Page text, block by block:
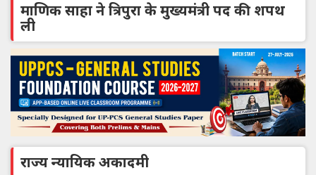
माणिक साहा ने त्रिपुरा के मुख्यमंत्री पद की शपथ
ली
राज्य न्यायिक अकादमी